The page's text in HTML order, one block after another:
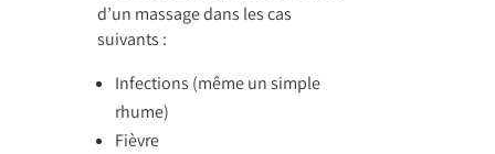
d’un massage dans les cas
suivants :
Infections (même un simple
rhume)
Fièvre